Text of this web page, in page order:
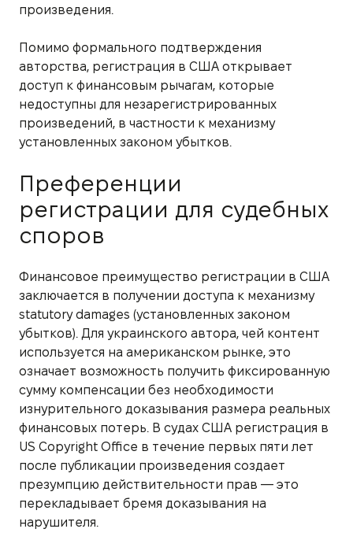
произведения.
Помимо формального подтверждения
авторства, регистрация в США открывает
доступ к финансовым рычагам, которые
недоступны для незарегистрированных
произведений, в частности к механизму
установленных законом убытков.
Преференции
регистрации для судебных
споров
Финансовое преимущество регистрации в США
заключается в получении доступа к механизму
statutory damages (установленных законом
убытков). Для украинского автора, чей контент
используется на американском рынке, это
означает возможность получить фиксированную
сумму компенсации без необходимости
изнурительного доказывания размера реальных
финансовых потерь. В судах США регистрация в
US Copyright Office в течение первых пяти лет
после публикации произведения создает
презумпцию действительности прав — это
перекладывает бремя доказывания на
нарушителя.